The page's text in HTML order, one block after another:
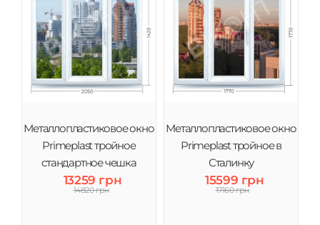
Металлопластиковое окно
Primeplast тройное
стандартное чешка
13259 грн
14820 грн
Металлопластиковое окно
Primeplast тройное в
Сталинку
15599 грн
17160 грн